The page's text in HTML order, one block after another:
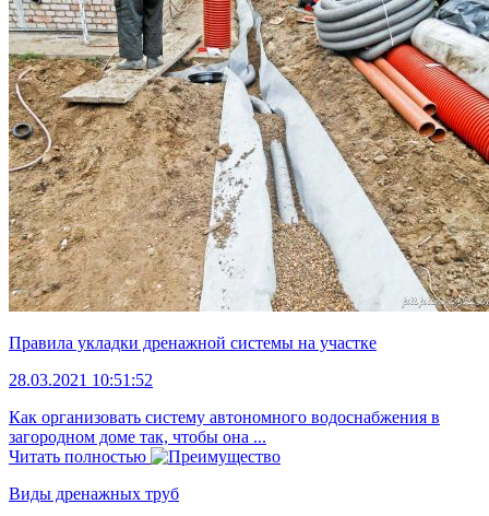
Правила укладки дренажной системы на участке
28.03.2021 10:51:52
Как организовать систему автономного водоснабжения в
загородном доме так, чтобы она ...
Читать полностью
Виды дренажных труб